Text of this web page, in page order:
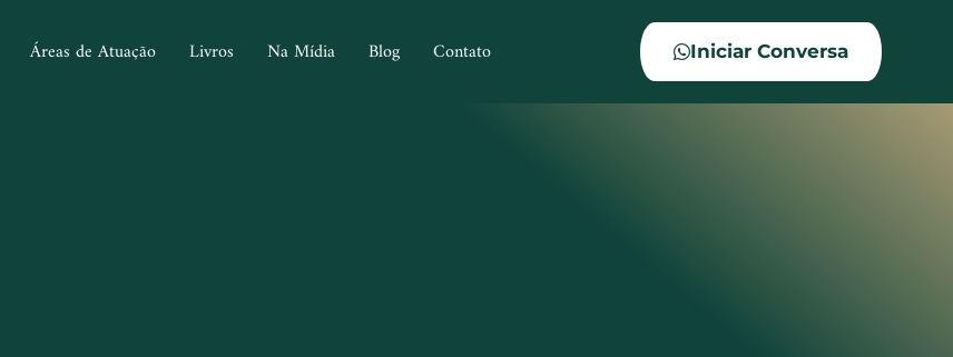
Áreas de Atuação Livros Na Mídia Blog Contato Iniciar Conversa